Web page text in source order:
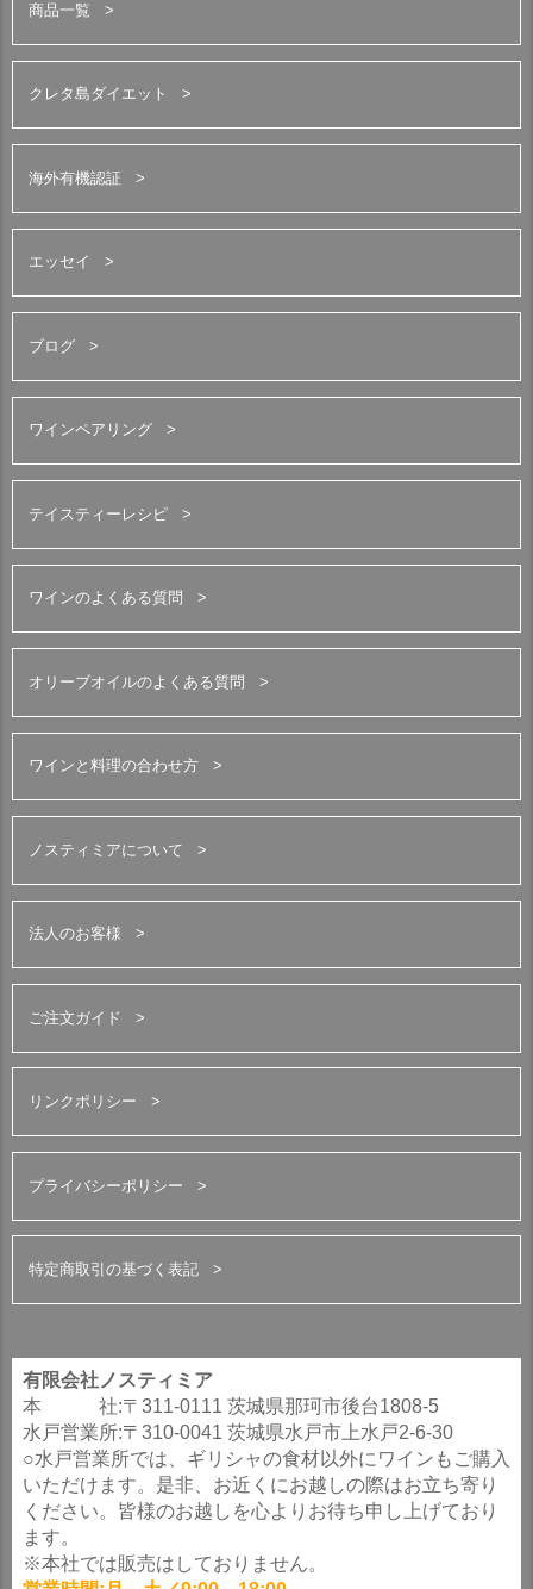
商品一覧
クレタ島ダイエット
海外有機認証
エッセイ
ブログ
ワインペアリング
テイスティーレシピ
ワインのよくある質問
オリーブオイルのよくある質問
ワインと料理の合わせ方
ノスティミアについて
法人のお客様
ご注文ガイド
リンクポリシー
プライバシーポリシー
特定商取引の基づく表記
有限会社ノスティミア
本 社:〒311-0111 茨城県那珂市後台1808-5
水戸営業所:〒310-0041 茨城県水戸市上水戸2-6-30
○水戸営業所では、ギリシャの食材以外にワインもご購入
いただけます。是非、お近くにお越しの際はお立ち寄り
ください。皆様のお越しを心よりお待ち申し上げており
ます。
※本社では販売はしておりません。